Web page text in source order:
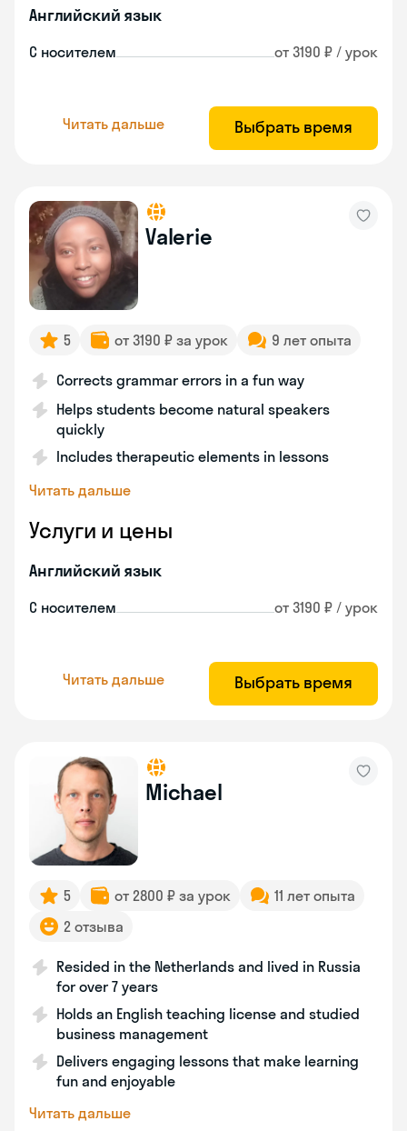
Английский язык
С носителем от 3190 ₽ / урок
Читать дальше Выбрать время
Valerie
5 от 3190 ₽ за урок 9 лет опыта
Corrects grammar errors in a fun way
Helps students become natural speakers
quickly
Includes therapeutic elements in lessons
Читать дальше
Услуги и цены
Английский язык
С носителем от 3190 ₽ / урок
Читать дальше Выбрать время
Michael
5 от 2800 ₽ за урок
11 лет опыта
2 отзыва
Resided in the Netherlands and lived in Russia
for over 7 years
Holds an English teaching license and studied
business management
Delivers engaging lessons that make learning
fun and enjoyable
Читать дальше